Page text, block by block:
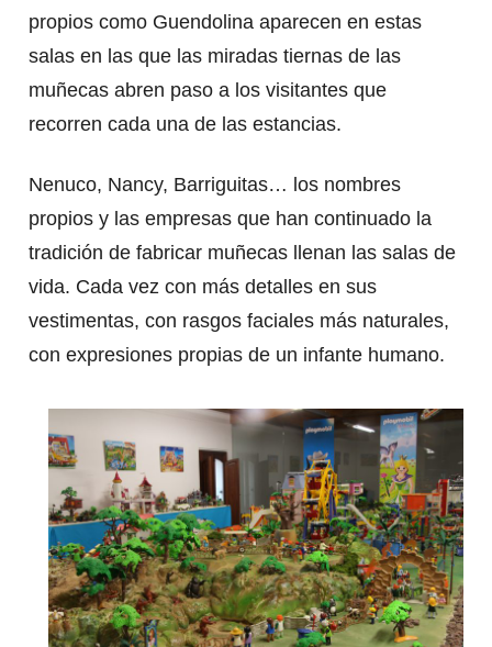
propios como Guendolina aparecen en estas
salas en las que las miradas tiernas de las
muñecas abren paso a los visitantes que
recorren cada una de las estancias.
Nenuco, Nancy, Barriguitas… los nombres
propios y las empresas que han continuado la
tradición de fabricar muñecas llenan las salas de
vida. Cada vez con más detalles en sus
vestimentas, con rasgos faciales más naturales,
con expresiones propias de un infante humano.